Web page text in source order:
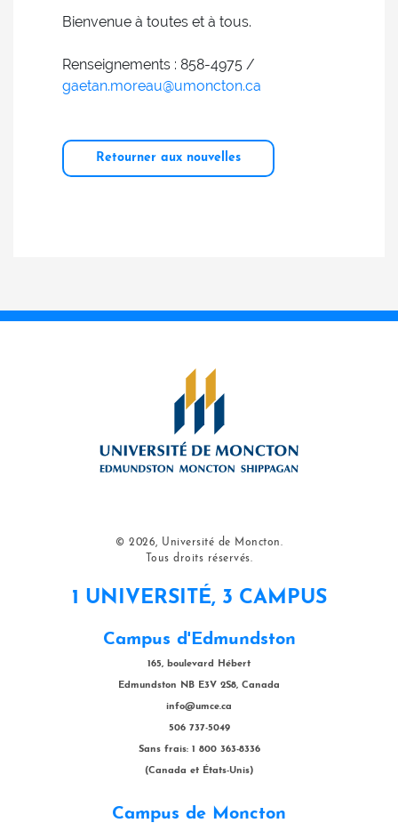
Bienvenue à toutes et à tous.
Renseignements : 858-4975 /
gaetan.moreau@umoncton.ca
Retourner aux nouvelles
© 2026, Université de Moncton.
Tous droits réservés.
1 UNIVERSITÉ, 3 CAMPUS
Campus d'Edmundston
165, boulevard Hébert
Edmundston NB E3V 2S8, Canada
info@umce.ca
506 737-5049
Sans frais: 1 800 363-8336
(Canada et États-Unis)
Campus de Moncton